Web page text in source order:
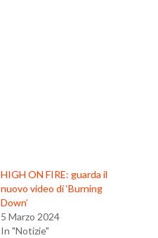
HIGH ON FIRE: guarda il
nuovo video di ‘Burning
Down’
5 Marzo 2024
In "Notizie"